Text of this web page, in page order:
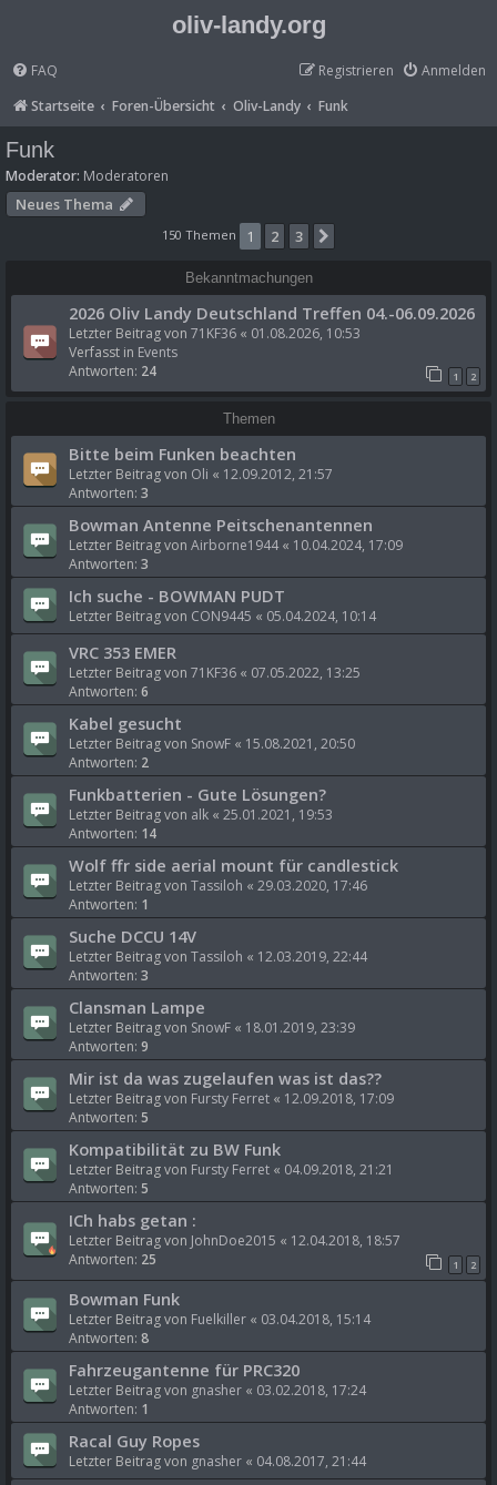
oliv-landy.org
FAQ Anmelden
Registrieren
Startseite
Foren-Übersicht Oliv-Landy Funk
Funk
Moderator: Moderatoren
Neues Thema
150 Themen 1 2 3
Bekanntmachungen
2026 Oliv Landy Deutschland Treffen 04.-06.09.2026
Letzter Beitrag von 71KF36 « 01.08.2026, 10:53
Verfasst in Events
Antworten: 24 1 2
Themen
Bitte beim Funken beachten
Letzter Beitrag von Oli « 12.09.2012, 21:57
Antworten: 3
Bowman Antenne Peitschenantennen
Letzter Beitrag von Airborne1944 « 10.04.2024, 17:09
Antworten: 3
Ich suche - BOWMAN PUDT
Letzter Beitrag von CON9445 « 05.04.2024, 10:14
VRC 353 EMER
Letzter Beitrag von 71KF36 « 07.05.2022, 13:25
Antworten: 6
Kabel gesucht
Letzter Beitrag von SnowF « 15.08.2021, 20:50
Antworten: 2
Funkbatterien - Gute Lösungen?
Letzter Beitrag von alk « 25.01.2021, 19:53
Antworten: 14
Wolf ffr side aerial mount für candlestick
Letzter Beitrag von Tassiloh « 29.03.2020, 17:46
Antworten: 1
Suche DCCU 14V
Letzter Beitrag von Tassiloh « 12.03.2019, 22:44
Antworten: 3
Clansman Lampe
Letzter Beitrag von SnowF « 18.01.2019, 23:39
Antworten: 9
Mir ist da was zugelaufen was ist das??
Letzter Beitrag von Fursty Ferret « 12.09.2018, 17:09
Antworten: 5
Kompatibilität zu BW Funk
Letzter Beitrag von Fursty Ferret « 04.09.2018, 21:21
Antworten: 5
ICh habs getan :
Letzter Beitrag von JohnDoe2015 « 12.04.2018, 18:57
Antworten: 25 1 2
Bowman Funk
Letzter Beitrag von Fuelkiller « 03.04.2018, 15:14
Antworten: 8
Fahrzeugantenne für PRC320
Letzter Beitrag von gnasher « 03.02.2018, 17:24
Antworten: 1
Racal Guy Ropes
Letzter Beitrag von gnasher « 04.08.2017, 21:44